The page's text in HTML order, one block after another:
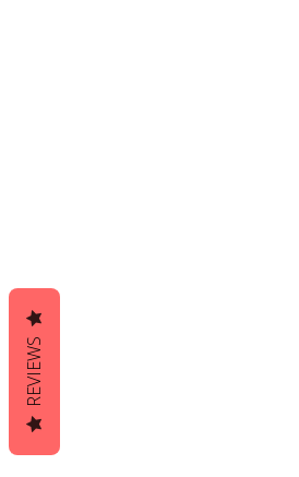
REVIEWS